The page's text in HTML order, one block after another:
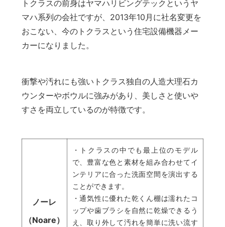
トクラスの前身はヤマハリビングテックというヤ
マハ系列の会社ですが、2013年10月に社名変更を
おこない、今のトクラスという住宅設備機器メー
カーになりました。
衝撃や汚れにも強いトクラス独自の人造大理石カ
ウンターやボウルに強みがあり、美しさと使いや
すさを両立しているのが特徴です。
ノーレ
（Noare）
・トクラスの中でも最上位のモデル
で、豊富な色と素材を組み合わせてイ
ンテリアに合った洗面空間を演出する
ことができます。
・通気性に優れた乾くん棚は濡れたコ
ップや歯ブラシを自然に乾燥できるう
え、取り外して汚れを簡単に洗い流す